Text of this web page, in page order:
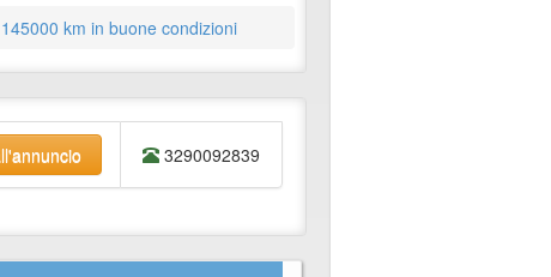
km in buone condizioni
3290092839